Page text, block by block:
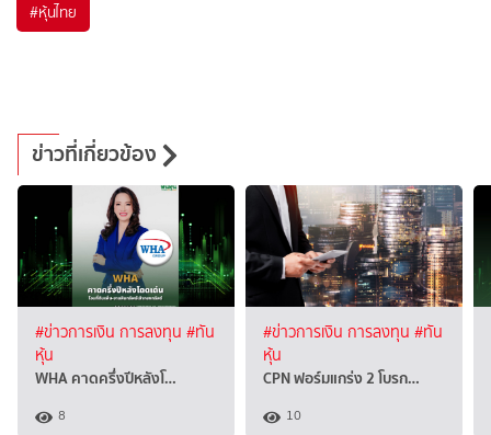
#หุ้นไทย
ข่าวที่เกี่ยวข้อง
#ข่าวการเงิน การลงทุน #ทัน
หุ้น
WHA คาดครึ่งปีหลังโ…
8
#ข่าวการเงิน การลงทุน #ทัน
หุ้น
CPN ฟอร์มแกร่ง 2 โบรก…
10